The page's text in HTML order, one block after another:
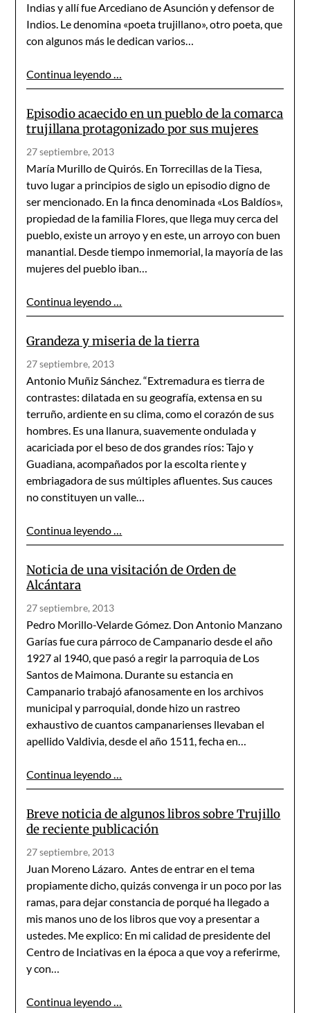
Indias y allí fue Arcediano de Asunción y defensor de
Indios. Le denomina «poeta trujillano», otro poeta, que
con algunos más le dedi­can varios…
Continua leyendo …
Episodio acaecido en un pueblo de la comarca
trujillana protagonizado por sus mujeres
27 septiembre, 2013
María Murillo de Quirós. En Torrecillas de la Tiesa,
tuvo lugar a principios de siglo un episo­dio digno de
ser mencionado. En la finca denominada «Los Baldíos»,
propiedad de la familia Flores, que llega muy cerca del
pueblo, existe un arroyo y en este, un arroyo con buen
manantial. Desde tiempo inmemorial, la mayoría de las
mujeres del pueblo iban…
Continua leyendo …
Grandeza y miseria de la tierra
27 septiembre, 2013
Antonio Muñiz Sánchez. “Extremadura es tierra de
contrastes: dilatada en su geografía, extensa en su
terruño, ardiente en su clima, como el corazón de sus
hombres. Es una llanura, suavemente ondulada y
acariciada por el beso de dos grandes ríos: Tajo y
Guadiana, acompañados por la escolta riente y
embriaga­dora de sus múltiples afluentes. Sus cauces
no constituyen un valle…
Continua leyendo …
Noticia de una visitación de Orden de
Alcántara
27 septiembre, 2013
Pedro Morillo-Velarde Gómez. Don Antonio Manzano
Garías fue cura párroco de Campanario desde el año
1927 al 1940, que pasó a regir la parroquia de Los
Santos de Maimona. Durante su estancia en
Campanario trabajó afanosamente en los archivos
municipal y parroquial, donde hizo un rastreo
exhaustivo de cuantos campanarienses lleva­ban el
apellido Valdivia, desde el año 1511, fecha en…
Continua leyendo …
Breve noticia de algunos libros sobre Trujillo
de reciente publicación
27 septiembre, 2013
Juan Moreno Lázaro. Antes de entrar en el tema
propiamente dicho, quizás convenga ir un poco por las
ramas, para dejar constancia de porqué ha llegado a
mis manos uno de los libros que voy a presentar a
ustedes. Me explico: En mi calidad de presidente del
Centro de Inciativas en la época a que voy a referirme,
y con…
Continua leyendo …